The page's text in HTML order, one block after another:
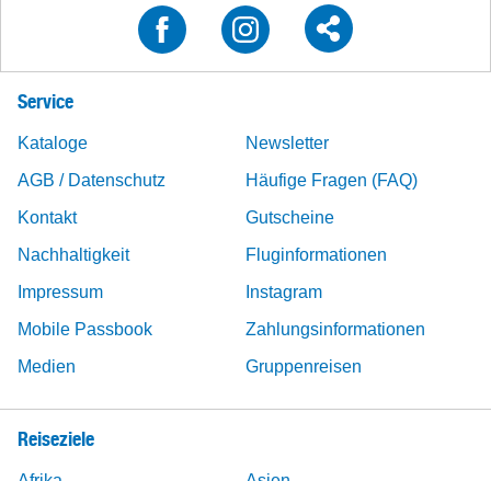
Service
Kataloge
Newsletter
AGB / Datenschutz
Häufige Fragen (FAQ)
Kontakt
Gutscheine
Nachhaltigkeit
Fluginformationen
Impressum
Instagram
Mobile Passbook
Zahlungsinformationen
Medien
Gruppenreisen
Reiseziele